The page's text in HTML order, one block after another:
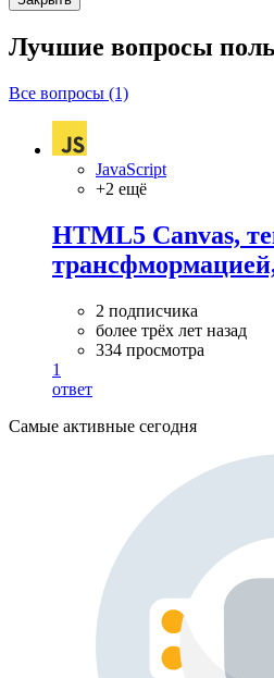
Лучшие вопросы
Все вопросы (1)
JavaScript
+2 ещё
HTML5 Canvas,
2 подписчика
более трёх лет назад
334 просмотра
1
ответ
Самые активные сегодня